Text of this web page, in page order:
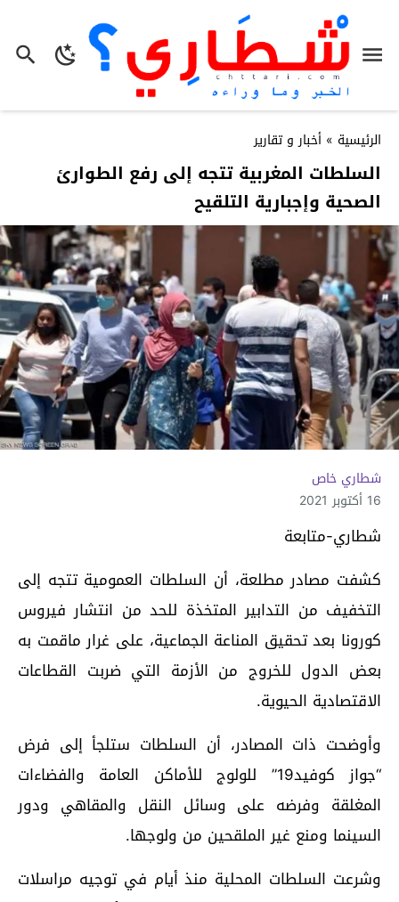
الرئيسية » أخبار و تقارير
السلطات المغربية تتجه إلى رفع الطوارئ
الصحية وإجبارية التلقيح
شطاري خاص
16 أكتوبر 2021
شطاري-متابعة
كشفت مصادر مطلعة، أن السلطات العمومية تتجه إلى
التخفيف من التدابير المتخذة للحد من انتشار فيروس
كورونا بعد تحقيق المناعة الجماعية، على غرار ماقمت به
بعض الدول للخروج من الأزمة التي ضربت القطاعات
الاقتصادية الحيوية.
وأوضحت ذات المصادر، أن السلطات ستلجأ إلى فرض
“جواز كوفيد19” للولوج للأماكن العامة والفضاءات
المغلقة وفرضه على وسائل النقل والمقاهي ودور
السينما ومنع غير الملقحين من ولوجها.
وشرعت السلطات المحلية منذ أيام في توجيه مراسلات